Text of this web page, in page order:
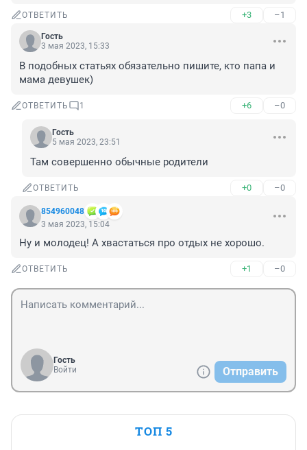
ОТВЕТИТЬ +3 –1
Гость
3 мая 2023, 15:33
В подобных статьях обязательно пишите, кто папа и
мама девушек)
ОТВЕТИТЬ 1 +6 –0
Гость
5 мая 2023, 23:51
Там совершенно обычные родители
ОТВЕТИТЬ +0 –0
854960048
3 мая 2023, 15:04
Ну и молодец! А хвастаться про отдых не хорошо.
ОТВЕТИТЬ +1 –0
Гость
Войти
Отправить
ТОП 5